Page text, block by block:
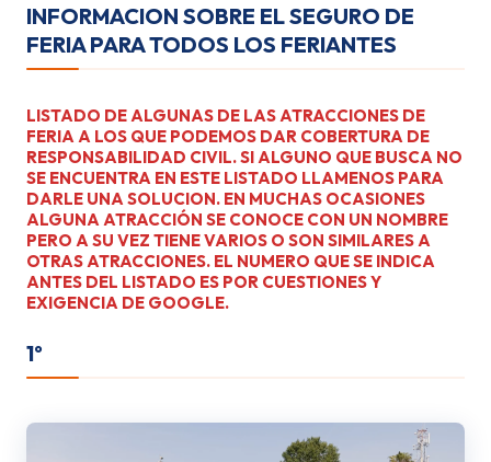
INFORMACION SOBRE EL SEGURO DE
FERIA PARA TODOS LOS FERIANTES
LISTADO DE ALGUNAS DE LAS ATRACCIONES DE
FERIA A LOS QUE PODEMOS DAR COBERTURA DE
RESPONSABILIDAD CIVIL. SI ALGUNO QUE BUSCA NO
SE ENCUENTRA EN ESTE LISTADO LLAMENOS PARA
DARLE UNA SOLUCION. EN MUCHAS OCASIONES
ALGUNA ATRACCIÓN SE CONOCE CON UN NOMBRE
PERO A SU VEZ TIENE VARIOS O SON SIMILARES A
OTRAS ATRACCIONES. EL NUMERO QUE SE INDICA
ANTES DEL LISTADO ES POR CUESTIONES Y
EXIGENCIA DE GOOGLE.
1º